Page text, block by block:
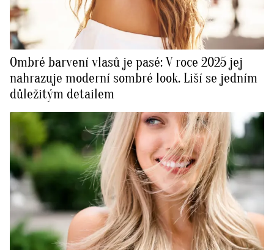
Ombré barvení vlasů je pasé: V roce 2025 jej
nahrazuje moderní sombré look. Liší se jedním
důležitým detailem